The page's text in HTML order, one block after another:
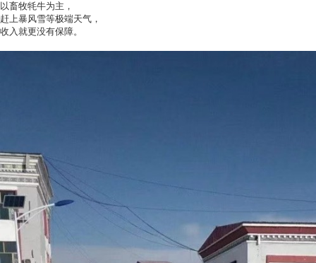
以畜牧牦牛为主，
赶上暴风雪等极端天气，
收入就更没有保障。